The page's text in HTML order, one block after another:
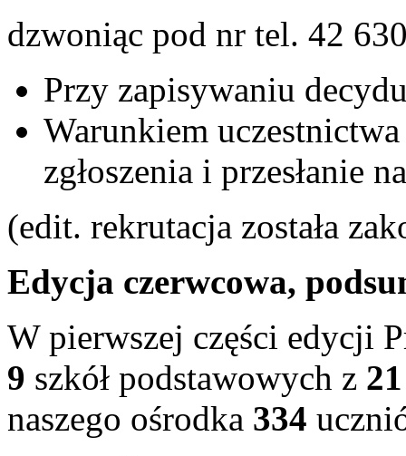
dzwoniąc pod nr tel. 42
Przy zapisywaniu
Warunkiem
zgłoszenia i przesłanie
(edit. rekrutacja została
Edycja czerwcowa,
W pierwszej części edycji
9 szkół podstawowych z 21
naszego ośrodka 334